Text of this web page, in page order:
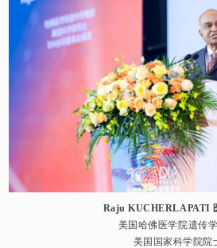
Raju KUCHERLAPATI
美国哈佛医学院遗传
美国国家科学院院